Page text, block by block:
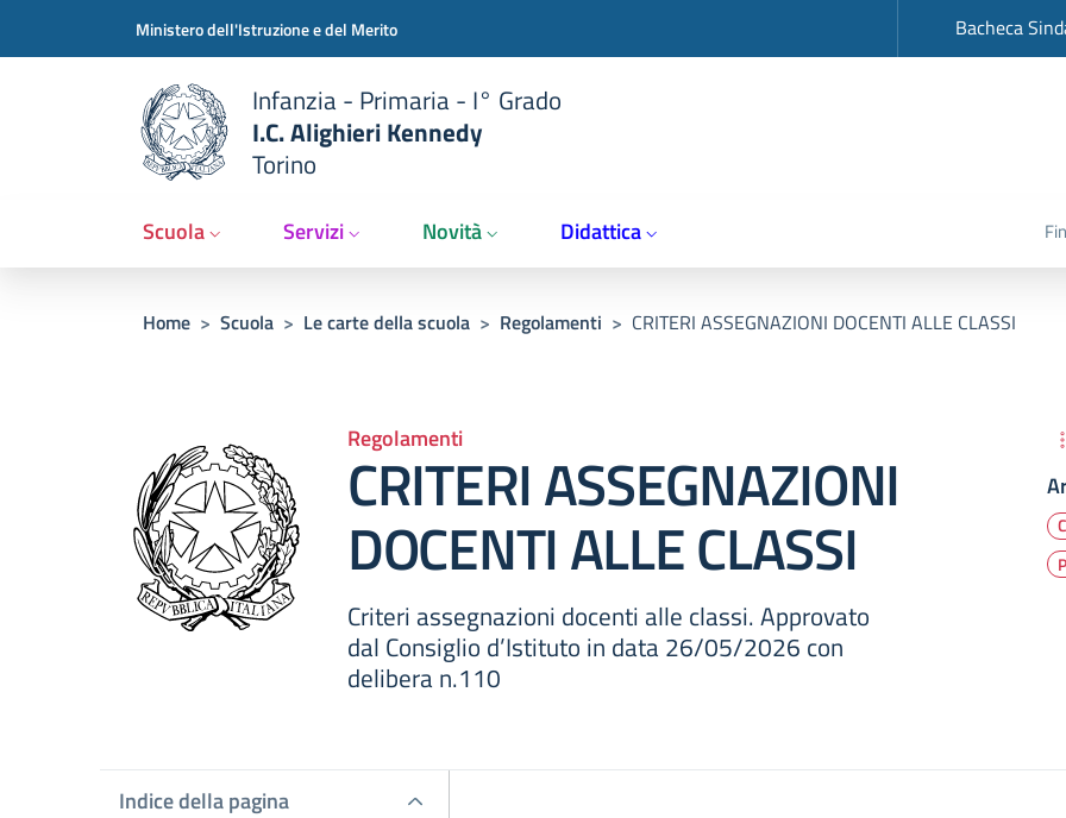
Ministero dell'Istruzione e del MeritoSlim top Bacheca
Infanzia - Primaria - I° Grado
I.C. Alighieri Kennedy
Torino
Scuola Servizi Novità Didattica
Briciole di pane
Home > Scuola > Le carte della scuola > Regolamenti > CRITERI ASSEGNAZIONI DOCENTI ALLE CLASSI
Regolamenti
CRITERI ASSEGNAZIONI
DOCENTI ALLE CLASSI
Criteri assegnazioni docenti alle classi. Approvato
dal Consiglio d’Istituto in data 26/05/2026 con
delibera n.110
Indice della pagina